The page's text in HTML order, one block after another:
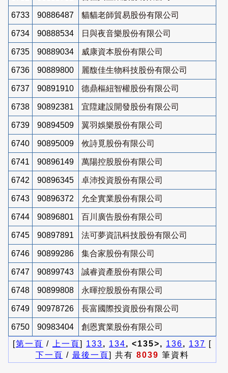
6733 90886487 貓貓老師貿易股份有限公司
6734 90888534 日與夜音樂股份有限公司
6735 90889034 威康資本股份有限公司
6736 90889800 麗馥佳生物科技股份有限公司
6737 90891910 德鼎樞紐智權股份有限公司
6738 90892381 宜陞建設開發股份有限公司
6739 90894509 翼羽娛樂股份有限公司
6740 90895009 攸詩覓股份有限公司
6741 90896149 萬陽控股股份有限公司
6742 90896345 卓沛投資股份有限公司
6743 90896372 允全實業股份有限公司
6744 90896801 百川廣告股份有限公司
6745 90897891 法可夢資訊科技股份有限公司
6746 90899286 集合家股份有限公司
6747 90899743 誠睿資產股份有限公司
6748 90899808 永暉控股股份有限公司
6749 90978726 長富國際投資股份有限公司
6750 90983404
創恩實業股份有限公司
[第一頁 / 上一頁] 133, 134, <135>, 136, 137 [
下一頁 / 最後一頁] 共有 8039 筆資料